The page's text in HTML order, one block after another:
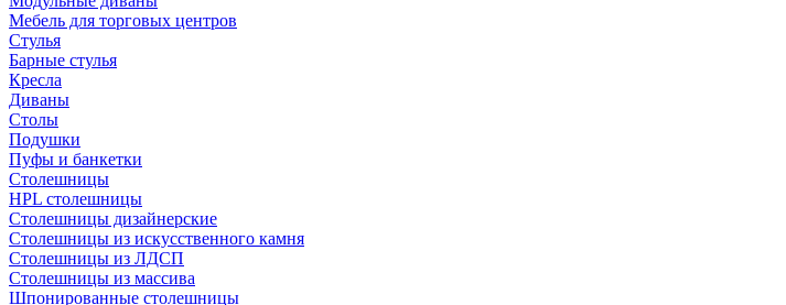
Мебель для торговых центров
Стулья
Барные стулья
Кресла
Диваны
Столы
Подушки
Пуфы и банкетки
Столешницы
HPL столешницы
Столешницы дизайнерские
Столешницы из искусственного камня
Столешницы из ЛДСП
Столешницы из массива
Шпонированные столешницы